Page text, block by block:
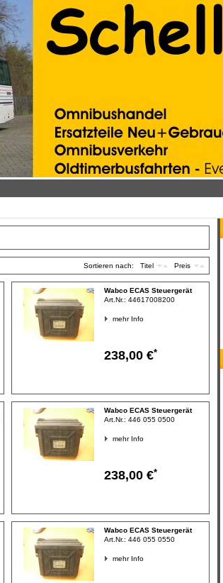
Sortieren nach: Titel Preis
Wabco ECAS Steuergerät
Art.Nr.: 44617008200
mehr Info
238,00 €*
Wabco ECAS Steuergerät
Art.Nr.: 446 055 0500
mehr Info
238,00 €*
Wabco ECAS Steuergerät
Art.Nr.: 446 055 0550
mehr Info